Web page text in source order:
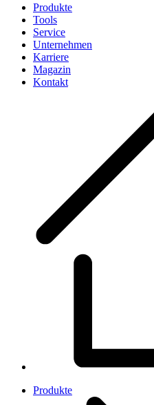
Produkte
Tools
Service
Unternehmen
Karriere
Magazin
Kontakt
Produkte